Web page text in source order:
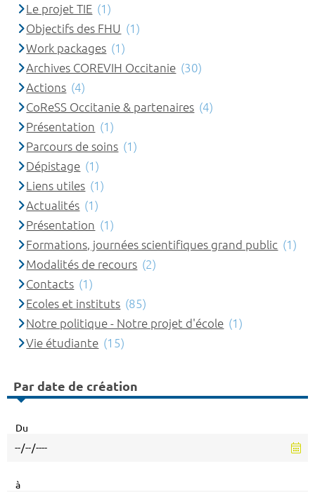
Le projet TIE (1)
Objectifs des FHU (1)
Work packages (1)
Archives COREVIH Occitanie (30)
Actions (4)
CoReSS Occitanie & partenaires (4)
Présentation (1)
Parcours de soins (1)
Dépistage (1)
Liens utiles (1)
Actualités (1)
Présentation (1)
Formations, journées scientifiques grand public (1)
Modalités de recours (2)
Contacts (1)
Ecoles et instituts (85)
Notre politique - Notre projet d'école (1)
Vie étudiante (15)
Par date de création
Du
à